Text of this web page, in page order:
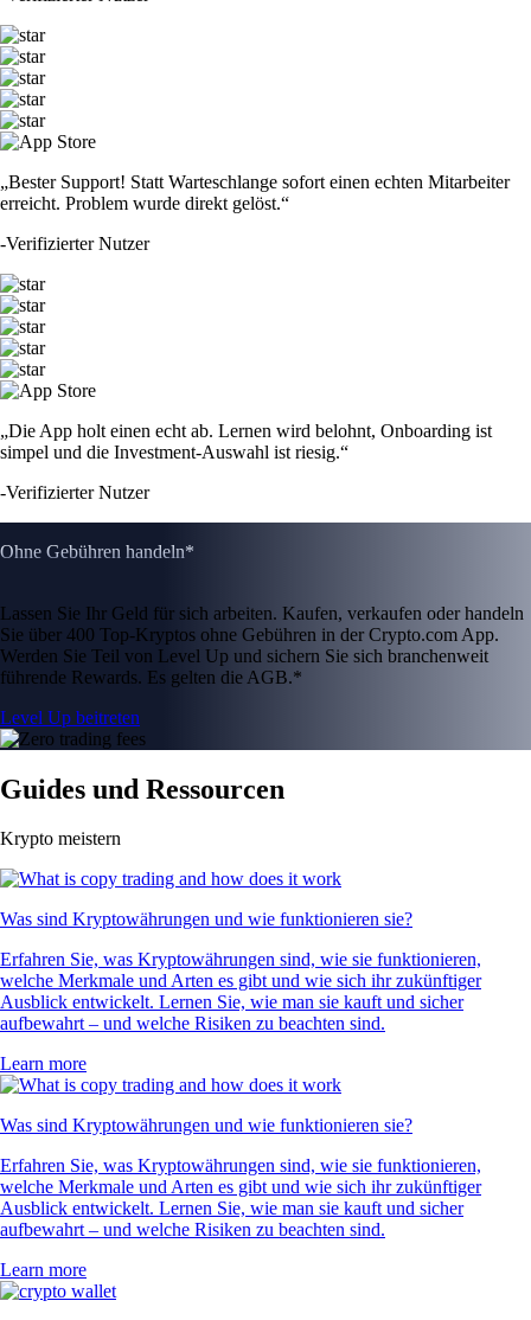
„Bester Support! Statt Warteschlange sofort einen echten Mitarbeiter
erreicht. Problem wurde direkt gelöst.“
-Verifizierter Nutzer
„Die App holt einen echt ab. Lernen wird belohnt, Onboarding ist
simpel und die Investment-Auswahl ist riesig.“
-Verifizierter Nutzer
Ohne Gebühren handeln*
Lassen Sie Ihr Geld für sich arbeiten. Kaufen, verkaufen oder handeln
Sie über 400 Top-Kryptos ohne Gebühren in der Crypto.com App.
Werden Sie Teil von Level Up und sichern Sie sich branchenweit
führende Rewards. Es gelten die AGB.*
Level Up beitreten
Guides und Ressourcen
Krypto meistern
Was sind Kryptowährungen und wie funktionieren sie?
Erfahren Sie, was Kryptowährungen sind, wie sie funktionieren,
welche Merkmale und Arten es gibt und wie sich ihr zukünftiger
Ausblick entwickelt. Lernen Sie, wie man sie kauft und sicher
aufbewahrt – und welche Risiken zu beachten sind.
Learn more
Was sind Kryptowährungen und wie funktionieren sie?
Erfahren Sie, was Kryptowährungen sind, wie sie funktionieren,
welche Merkmale und Arten es gibt und wie sich ihr zukünftiger
Ausblick entwickelt. Lernen Sie, wie man sie kauft und sicher
aufbewahrt – und welche Risiken zu beachten sind.
Learn more